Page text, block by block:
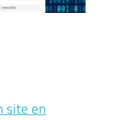
site en